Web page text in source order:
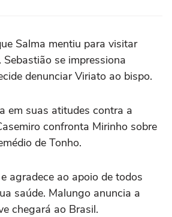
Salma mentiu para visitar
se impressiona
denunciar Viriato ao bispo.
em suas atitudes contra a
confronta Mirinho sobre
de Tonho.
agradece ao apoio de todos
saúde. Malungo anuncia a
chegará ao Brasil.